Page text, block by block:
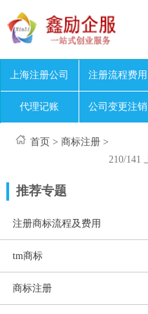
上海注册公司 注册流程费用
代理记账 公司变更注销
首页 >商标注册 >
210/141
推荐专题
注册商标流程及费用
tm商标
商标注册